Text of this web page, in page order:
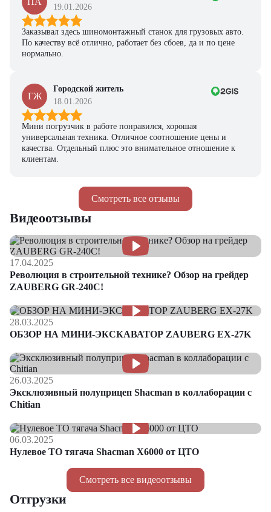
Смотреть все отзывы
19.01.2026
Заказывал здесь шиномонтажный станок для грузовых авто.
По качеству всё отлично, работает без сбоев, да и по цене
нормально.
ГЖ
Городской житель
18.01.2026
Мини погрузчик в работе понравился, хорошая
универсальная техника. Отличное соотношение цены и
качества. Отдельный плюс это внимательное отношение к
клиентам.
Смотреть все видеоотзывы
Видеоотзывы
17.04.2025
Революция в строительной технике? Обзор на грейдер
ZAUBERG GR-240C!
28.03.2025
ОБЗОР НА МИНИ-ЭКСКАВАТОР ZAUBERG EX-27K
26.03.2025
Эксклюзивный полуприцеп Shacman в коллаборации с
Chitian
06.03.2025
Нулевое ТО тягача Shacman Х6000 от ЦТО
Отгрузки